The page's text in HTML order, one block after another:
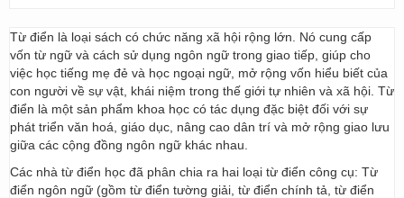
Từ điển là loại sách có chức năng xã hội rộng lớn. Nó cung cấp
vốn từ ngữ và cách sử dụng ngôn ngữ trong giao tiếp, giúp cho
việc học tiếng mẹ đẻ và học ngoại ngữ, mở rộng vốn hiểu biết của
con người về sự vật, khái niệm trong thế giới tự nhiên và xã hội. Từ
điển là một sản phẩm khoa học có tác dụng đặc biệt đối với sự
phát triển văn hoá, giáo dục, nâng cao dân trí và mở rộng giao lưu
giữa các cộng đồng ngôn ngữ khác nhau.
Các nhà từ điển học đã phân chia ra hai loại từ điển công cụ: Từ
điển ngôn ngữ (gồm từ điển tường giải, từ điển chính tả, từ điển